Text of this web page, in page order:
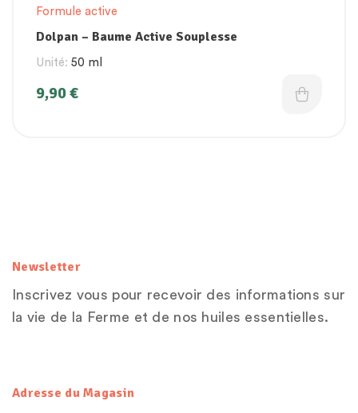
Formule active
Dolpan – Baume Active Souplesse
Unité: 50 ml
9,90€
Newsletter
Inscrivez vous pour recevoir des informations sur
la vie de la Ferme et de nos huiles essentielles.
Adresse du Magasin